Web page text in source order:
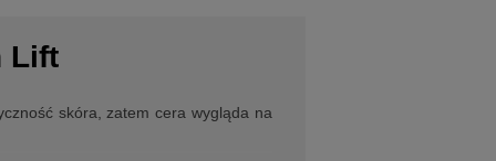
Lift
skóra, zatem cera wygląda na